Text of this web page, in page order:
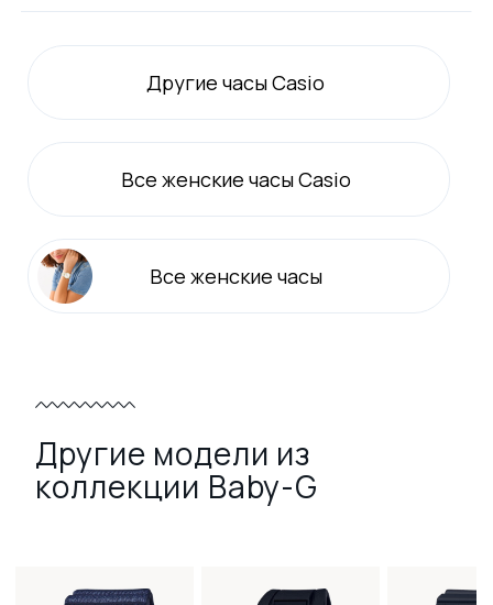
Другие часы Casio
Все женские часы Casio
Все женские часы
Другие модели из
коллекции Baby-G